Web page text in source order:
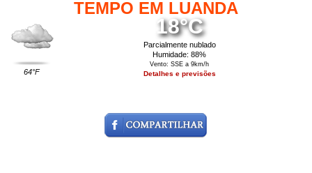
TEMPO EM LUANDA
64°F
18°C
Parcialmente nublado
Humidade: 88%
Vento: SSE a 9km/h
Detalhes e previsões